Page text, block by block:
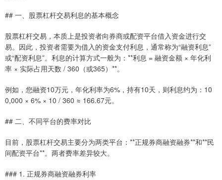
## 一、股票杠杆交易利息的基本概念
股票杠杆交易，本质上是投资者向券商或配资平台借入资金进行交
易。因此，投资者需要为借入的资金支付利息，通常称为“融资利息”
或“配资利息”。利息的计算方式一般为：**利息 = 融资金额 × 年化利
率 × 实际占用天数 / 360（或365）**。
例如，您融资10万元，年化利率为6%，持有10天，则利息约为：10
0,000 × 6% × 10 / 360 ≈ 166.67元。
## 二、不同平台的费率对比
目前，股票杠杆交易主要分为两类平台：**正规券商融资融券**和**民
间配资平台**。两者费率差异较大。
### 1. 正规券商融资融券利率